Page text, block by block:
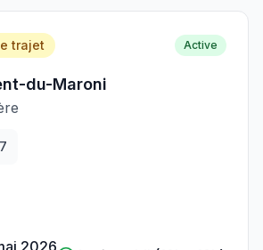
trajet Active
du-Maroni
2026